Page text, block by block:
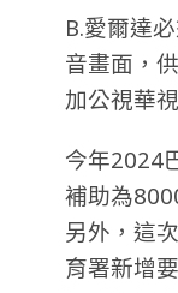
B.愛爾達
音畫面，
加公視華
今年2024
補助為
另外，這
育署新增